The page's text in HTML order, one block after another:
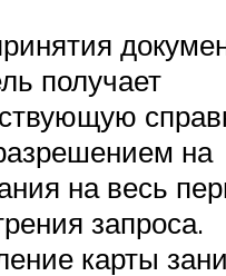
получает
на
на весь
запроса.
карты